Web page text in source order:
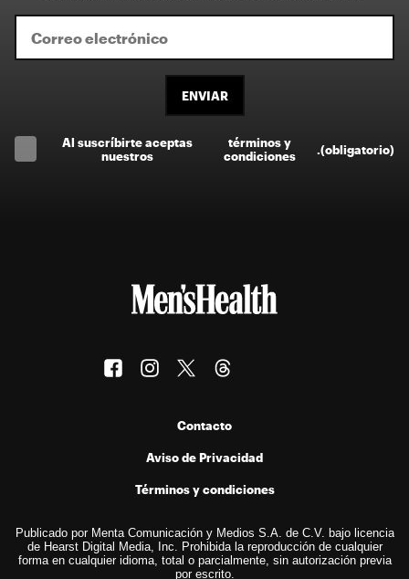
ENVIAR
Al suscríbirte aceptas
nuestros
términos y
condiciones
(obligatorio)
Contacto
Aviso de Privacidad
Términos y condiciones
Publicado por Menta Comunicación y Medios S.A. de C.V. bajo licencia
de Hearst Digital Media, Inc. Prohibida la reproducción de cualquier
forma en cualquier idioma, total o parcialmente, sin autorización previa
por escrito.